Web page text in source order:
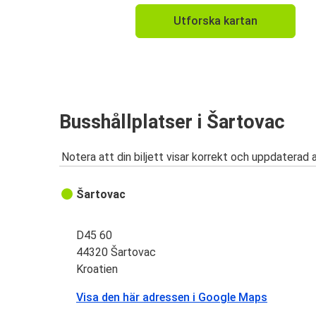
Utforska kartan
Busshållplatser i Šartovac
Notera att din biljett visar korrekt och uppdaterad
Šartovac
D45 60
44320 Šartovac
Kroatien
Visa den här adressen i Google Maps